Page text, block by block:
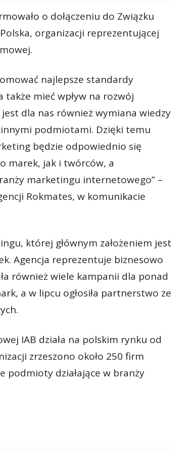
o dołączeniu do Związku
organizacji reprezentującej
najlepsze standardy
mieć wpływ na rozwój
dla nas również wymiana wiedzy
podmiotami. Dzięki temu
będzie odpowiednio się
marek, jak i twórców, a
marketingu internetowego” –
Rokmates, w komunikacie
której głównym założeniem jest
Agencja reprezentuje biznesowo
również wiele kampanii dla ponad
a w lipcu ogłosiła partnerstwo ze
IAB działa na polskim rynku od
zrzeszono około 250 firm
podmioty działające w branży